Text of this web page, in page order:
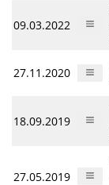
09.03.2022
27.11.2020
18.09.2019
27.05.2019